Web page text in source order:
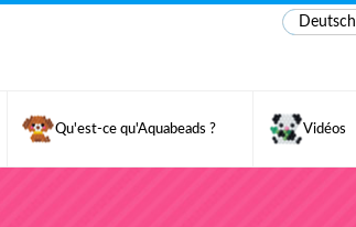
Qu'est-ce qu'Aquabeads ? Vidéos
Deutsch